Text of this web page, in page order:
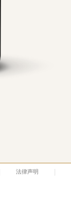
法律声明